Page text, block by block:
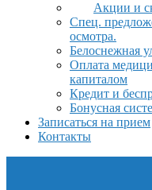
Акции и
Спец.
осмотра.
Белоснежная
Оплата
капиталом
Кредит и
Бонусная
Записаться на прием
Контакты